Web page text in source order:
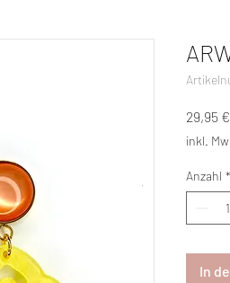
29,95 €
inkl.
Anzahl *
In